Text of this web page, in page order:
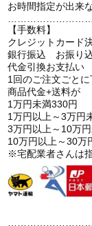
お時間指定が出来
【手数料】
クレジットカード
銀行振込 お振り
代金引換お支払い
1回のご注文ごとに
商品代金+送料が
1万円未満330円
1万円以上～3万円
3万円以上～10万
10万円以上～30万
※宅配業者さんは